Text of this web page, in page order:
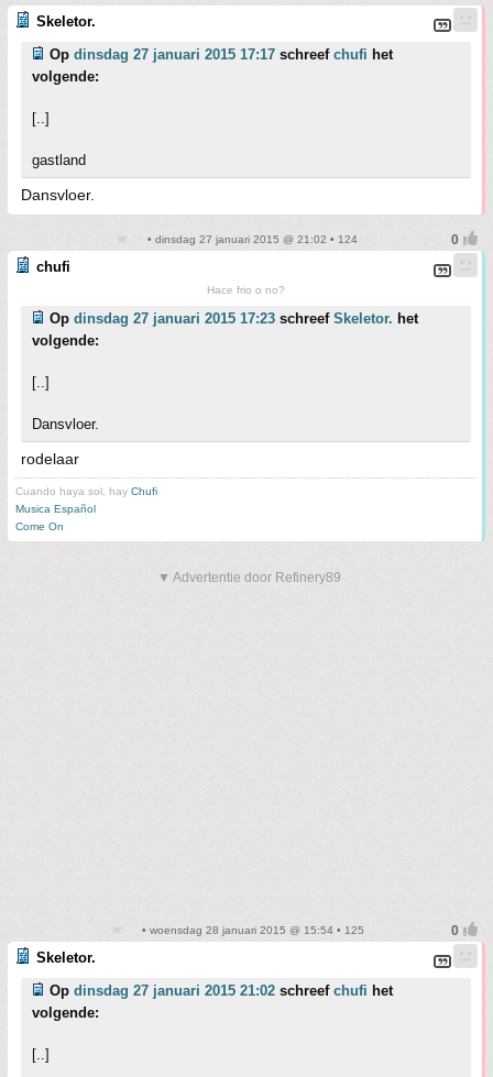
Skeletor.
Op dinsdag 27 januari 2015 17:17 schreef chufi het
volgende:
[..]
gastland
Dansvloer.
• dinsdag 27 januari 2015 @ 21:02 • 124
chufi
Hace frio o no?
Op dinsdag 27 januari 2015 17:23 schreef Skeletor. het
volgende:
[..]
Dansvloer.
rodelaar
Cuando haya sol, hay Chufi
Musica Español
Come On
▼ Advertentie door Refinery89
• woensdag 28 januari 2015 @ 15:54 • 125
Skeletor.
Op dinsdag 27 januari 2015 21:02 schreef chufi het
volgende:
[..]